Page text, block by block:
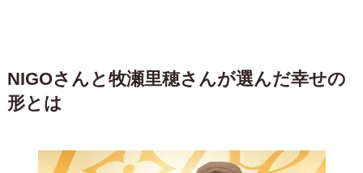
NIGOさんと牧瀬里穂さんが選んだ幸せの
形とは